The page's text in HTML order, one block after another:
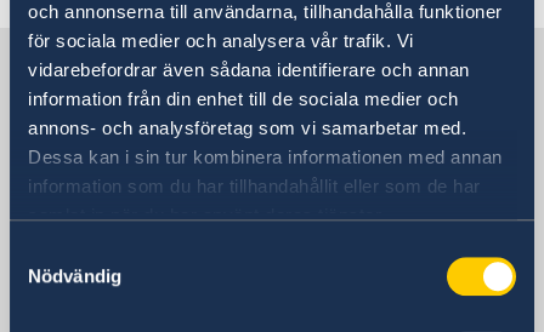
och annonserna till användarna, tillhandahålla funktioner
för sociala medier och analysera vår trafik. Vi
vidarebefordrar även sådana identifierare och annan
information från din enhet till de sociala medier och
annons- och analysföretag som vi samarbetar med.
Dessa kan i sin tur kombinera informationen med annan
information som du har tillhandahållit eller som de har
samlat in när du har använt deras tjänster.
Nödvändig
Naturförhållanden och katastrofer
In- och utresebestämmelser
Hälso- och sjukvård
Lokala lagar och sedvänjor
Kriminalitet och personlig säkerhet
Trafiksäkerhet
Resa i landet
Övriga upplysningar
utomlands - på regeringen.se
På regeringen.se finns grundläggande
information som gäller för alla länder och svar
på vanliga frågor om hjälp till svenskar
utomlands. För vissa länder gäller dessutom
ytterligare villkor.
Sverige i Libyen
Sveriges ambassad